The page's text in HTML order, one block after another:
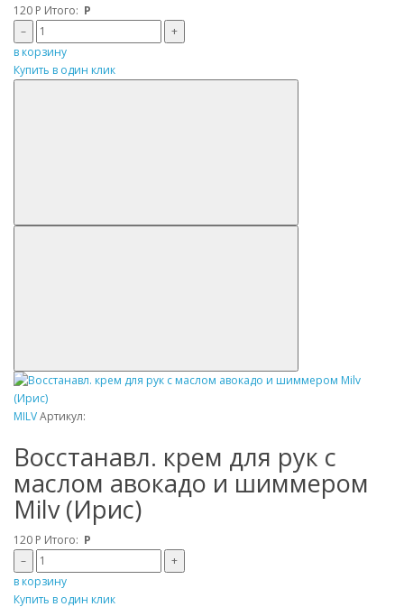
120 Р Итого: Р
–
+
в корзину
Купить в один клик
MILVАртикул:
Восстанавл. крем для рук с
маслом авокадо и шиммером
Milv (Ирис)
120 Р Итого: Р
–
+
в корзину
Купить в один клик